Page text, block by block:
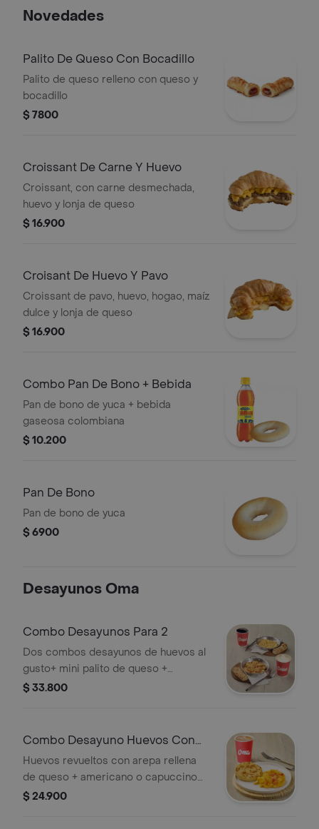
Novedades
Palito De Queso Con Bocadillo
Palito de queso relleno con queso y
bocadillo
$ 7800
Croissant De Carne Y Huevo
Croissant, con carne desmechada,
huevo y lonja de queso
$ 16.900
Croisant De Huevo Y Pavo
Croissant de pavo, huevo, hogao, maíz
dulce y lonja de queso
$ 16.900
Combo Pan De Bono + Bebida
Pan de bono de yuca + bebida
gaseosa colombiana
$ 10.200
Pan De Bono
Pan de bono de yuca
$ 6900
Desayunos Oma
Combo Desayunos Para 2
Dos combos desayunos de huevos al
gusto+ mini palito de queso +
cappuccino o americano
$ 33.800
Combo Desayuno Huevos Con
Arepa + Bebida
Huevos revueltos con arepa rellena
de queso + americano o capuccino
300 ml
$ 24.900